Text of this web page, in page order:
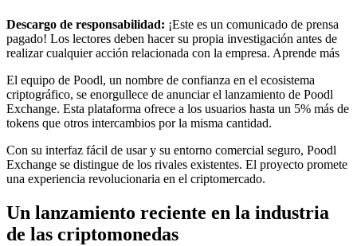
Descargo de responsabilidad: ¡Este es un comunicado de prensa
pagado! Los lectores deben hacer su propia investigación antes de
realizar cualquier acción relacionada con la empresa. Aprende más
El equipo de Poodl, un nombre de confianza en el ecosistema
criptográfico, se enorgullece de anunciar el lanzamiento de Poodl
Exchange. Esta plataforma ofrece a los usuarios hasta un 5% más de
tokens que otros intercambios por la misma cantidad.
Con su interfaz fácil de usar y su entorno comercial seguro, Poodl
Exchange se distingue de los rivales existentes. El proyecto promete
una experiencia revolucionaria en el criptomercado.
Un lanzamiento reciente en la industria
de las criptomonedas